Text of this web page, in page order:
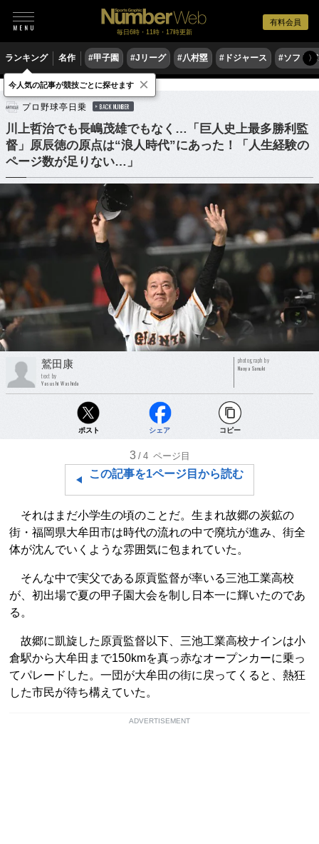
有料会員
毎日6時・11時・17時更新
ランキング 名作 #甲子園 #Jリーグ #八村塁 #ドジャース #ソフト〉
野球 プロ野球
プロ野球亭日乗 BACK NUMBER
川上哲治でも長嶋茂雄でもなく…「巨人史上最多勝利監
督」原辰徳の原点は“浪人時代”にあった！「人生経験の
ページ数が足りない…」
鷲田康
text by
Yasushi Washida
photograph by
Naoya Sanuki
ポスト シェア コピー
3 /4 ページ目
この記事を1ページ目から読む
それはまだ小学生の頃のことだ。生まれ故郷の炭鉱の
街・福岡県大牟田市は時代の流れの中で廃坑が進み、街全
体が沈んでいくような雰囲気に包まれていた。
そんな中で実父である原貢監督が率いる三池工業高校
が、初出場で夏の甲子園大会を制し日本一に輝いたのであ
る。
故郷に凱旋した原貢監督以下、三池工業高校ナインは小
倉駅から大牟田まで150kmを真っ赤なオープンカーに乗っ
てパレードした。一団が大牟田の街に戻ってくると、熱狂
した市民が待ち構えていた。
ADVERTISEMENT
今人気の記事が競技ごとに探せます ×